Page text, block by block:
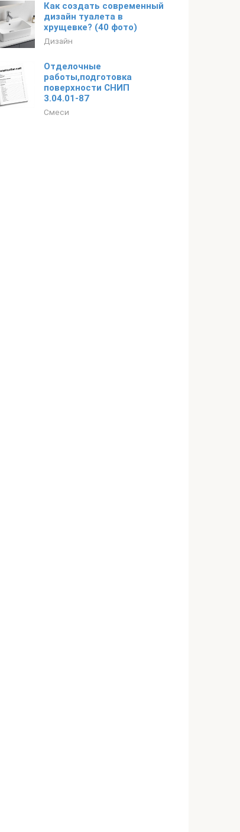
Как создать современный
дизайн туалета в
хрущевке? (40 фото)
Дизайн
Отделочные
работы,подготовка
поверхности СНИП
3.04.01-87
Смеси